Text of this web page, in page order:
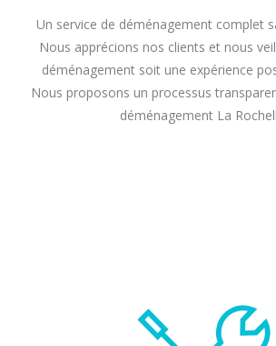
Un service de déménagement complet
Nous apprécions nos clients et nous
déménagement soit une expérience
Nous proposons un processus
déménagement La